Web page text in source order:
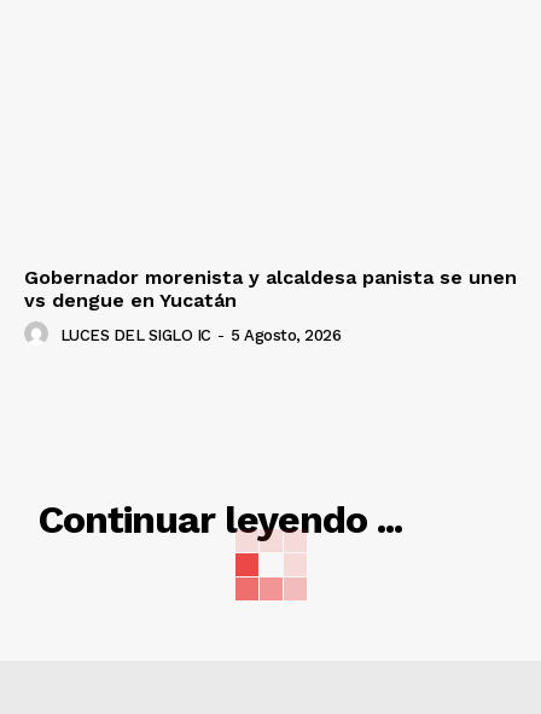
Gobernador morenista y alcaldesa panista se unen
vs dengue en Yucatán
LUCES DEL SIGLO IC - 5 Agosto, 2026
Continuar leyendo ...
RELACIONADO